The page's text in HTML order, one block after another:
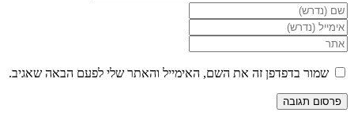
הזן
את
השם
שלך
או
שם
משתמש
כדי
הזן
את
כתובת
דואר
האלקטרוני
שלך
כדי
הזן
את
כתובת
האינטרנט
שלך
שמור בדפדפן זה את השם, האימייל והאתר שלי לפעם הבאה שאגיב.